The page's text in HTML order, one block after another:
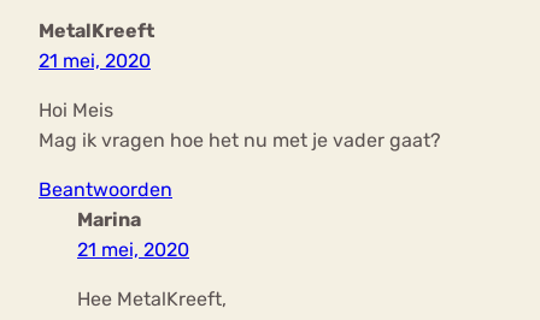
MetalKreeft
21 mei, 2020
Hoi Meis
Mag ik vragen hoe het nu met je vader gaat?
Beantwoorden
Marina
21 mei, 2020
Hee MetalKreeft,